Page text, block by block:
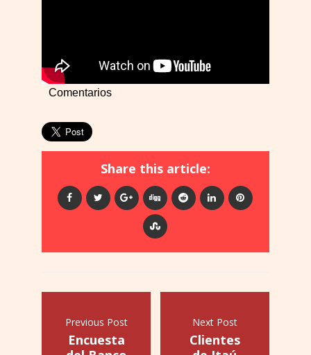
Comentarios
Share this article:
Previous Post
Encuesta
Next Post
Clientes